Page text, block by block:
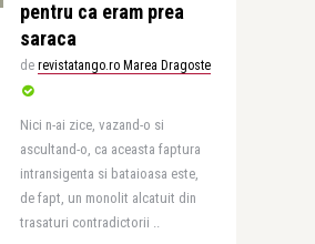
pentru ca eram prea
saraca
de revistatango.ro Marea Dragoste
Nici n-ai zice, vazand-o si
ascultand-o, ca aceasta faptura
intransigenta si bataioasa este,
de fapt, un monolit alcatuit din
trasaturi contradictorii ..